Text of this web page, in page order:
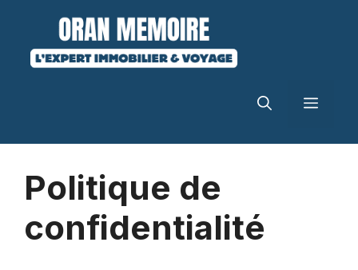
contenu
Politique de
confidentialité